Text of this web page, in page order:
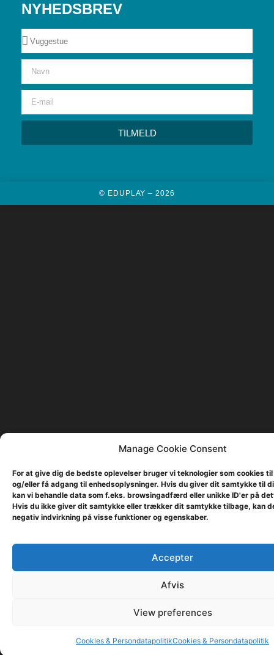
Manage Cookie Consent
For at give dig de bedste oplevelser bruger vi teknologier som cookies
og/eller få adgang til enhedsoplysninger. Hvis du giver dit samtykke til
kan vi behandle data som f.eks. browsingadfærd eller unikke ID'er på
Hvis du ikke giver dit samtykke eller trækker dit samtykke tilbage, kan
negativ indvirkning på visse funktioner og egenskaber.
Accepter
Afvis
View preferences
Cookies & PersondatapolitikCookies & Persondatapolitik
NYHEDSBREV
TILMELD
© EDUPLAY – 2026